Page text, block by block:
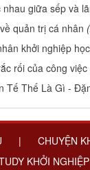
nhau giữa sếp và
quản trị cá nhân
khởi nghiệp
rối của công
Tế Thế Là Gì -
| CHUYỆN
KHỞI NGHIỆP